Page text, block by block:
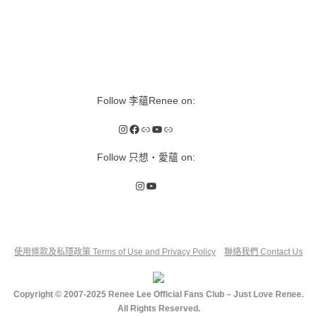
Follow 李蘊Renee on:
Instagram
Facebook
LinkYouTube
Link
Follow 只想‧愛蘊 on:
Instagram
YouTube
使用條款及私隱政策 Terms of Use and Privacy Policy 聯絡我們 Contact Us
Copyright © 2007-2025 Renee Lee Official Fans Club – Just Love Renee.
All Rights Reserved.